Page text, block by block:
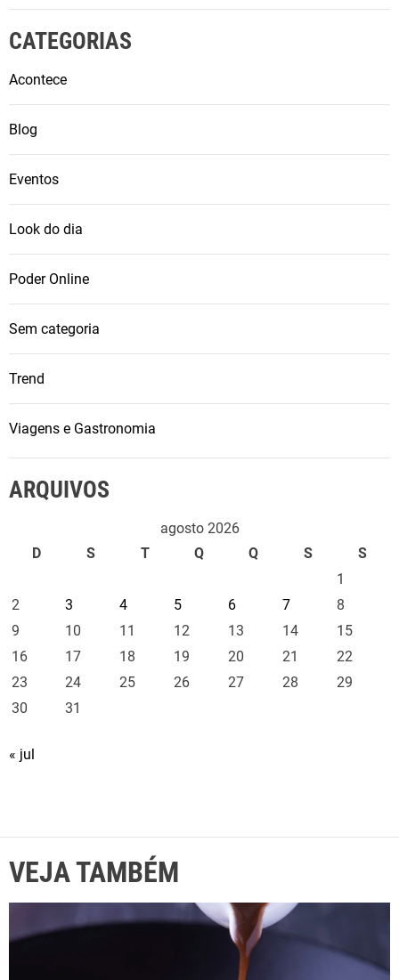
CATEGORIAS
Acontece
Blog
Eventos
Look do dia
Poder Online
Sem categoria
Trend
Viagens e Gastronomia
ARQUIVOS
agosto 2026
D
S T Q Q S
S
1
2
3 4 5 6 7
8
9
10 11 12 13 14
15
16
17 18 19 20 21
22
23
24 25 26 27 28
29
30
31
« jul
VEJA TAMBÉM